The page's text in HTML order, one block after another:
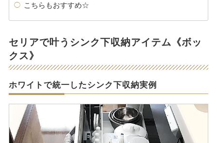
こちらもおすすめ☆
セリアで叶うシンク下収納アイテム《ボッ
クス》
ホワイトで統一したシンク下収納実例